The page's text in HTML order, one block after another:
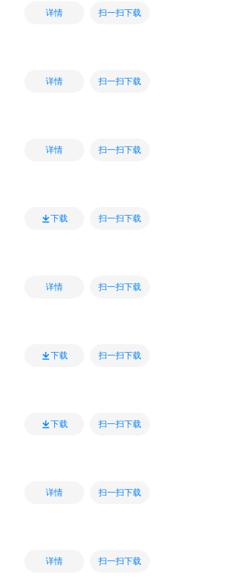
详情 扫一扫下载
详情 扫一扫下载
详情 扫一扫下载
下载 扫一扫下载
详情 扫一扫下载
下载 扫一扫下载
下载 扫一扫下载
详情 扫一扫下载
详情 扫一扫下载